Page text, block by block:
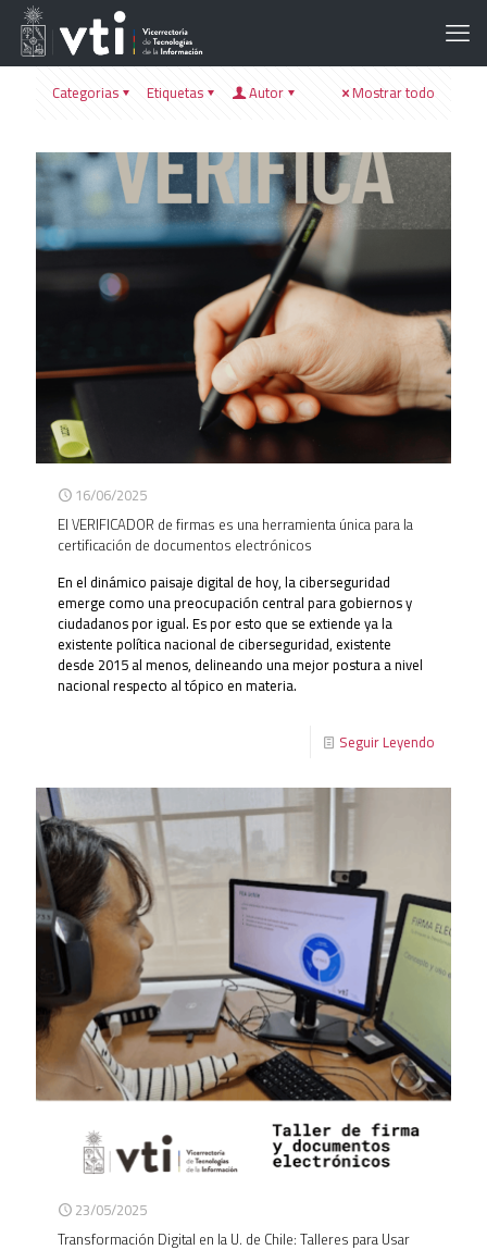
Categorias Etiquetas Autor Mostrar todo
16/06/2025
El VERIFICADOR de firmas es una herramienta única para la
certificación de documentos electrónicos
En el dinámico paisaje digital de hoy, la ciberseguridad
emerge como una preocupación central para gobiernos y
ciudadanos por igual. Es por esto que se extiende ya la
existente política nacional de ciberseguridad, existente
desde 2015 al menos, delineando una mejor postura a nivel
nacional respecto al tópico en materia.
Seguir Leyendo
23/05/2025
Transformación Digital en la U. de Chile: Talleres para Usar